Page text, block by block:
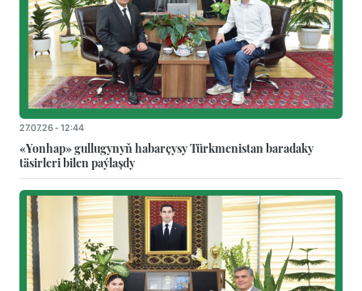
27.07.26 - 12:44
«Yonhap» gullugynyň habarçysy Türkmenistan baradaky
täsirleri bilen paýlaşdy